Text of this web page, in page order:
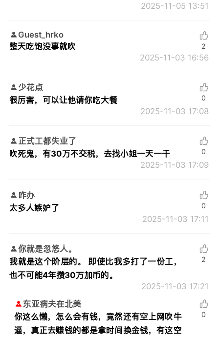
2025-11-05 13:51
Guest_hrko
整天吃饱没事就吹
2025-11-03 16:56
2
少花点
很厉害，可以让他请你吃大餐
2025-11-03 17:08
0
正式工都失业了
吹死鬼，有30万不交税，去找小姐一天一千
2025-11-03 17:09
0
咋办
太多人嫉妒了
2025-11-03 17:11
0
你就是忽悠人。
我就是这个阶层的。 即使比我多打了一份工，
也不可能4年攒30万加币的。
2025-11-03 17:21
2
东亚病夫在北美
你这么懒，怎么会有钱，竟然还有空上网吹牛
逼，真正去赚钱的都是拿时间换金钱，有这空
0